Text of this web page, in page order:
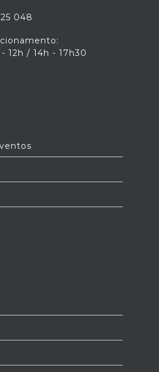
048
12h / 14h - 17h30